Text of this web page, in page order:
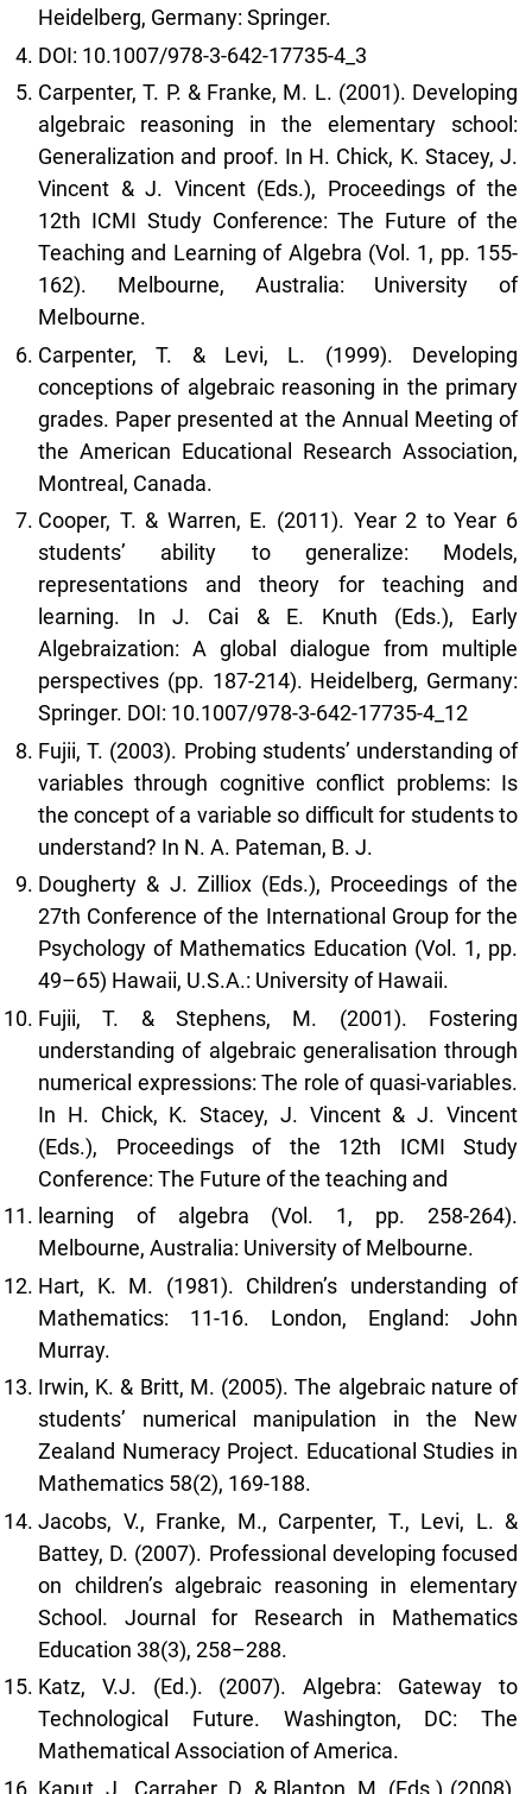
Heidelberg, Germany: Springer.
DOI: 10.1007/978-3-642-17735-4_3
Carpenter, T. P. & Franke, M. L. (2001). Developing
algebraic reasoning in the elementary school:
Generalization and proof. In H. Chick, K. Stacey, J.
Vincent & J. Vincent (Eds.), Proceedings of the
12th ICMI Study Conference: The Future of the
Teaching and Learning of Algebra (Vol. 1, pp. 155-
162). Melbourne, Australia: University of
Melbourne.
Carpenter, T. & Levi, L. (1999). Developing
conceptions of algebraic reasoning in the primary
grades. Paper presented at the Annual Meeting of
the American Educational Research Association,
Montreal, Canada.
Cooper, T. & Warren, E. (2011). Year 2 to Year 6
students’ ability to generalize: Models,
representations and theory for teaching and
learning. In J. Cai & E. Knuth (Eds.), Early
Algebraization: A global dialogue from multiple
perspectives (pp. 187-214). Heidelberg, Germany:
Springer. DOI: 10.1007/978-3-642-17735-4_12
Fujii, T. (2003). Probing students’ understanding of
variables through cognitive conflict problems: Is
the concept of a variable so difficult for students to
understand? In N. A. Pateman, B. J.
Dougherty & J. Zilliox (Eds.), Proceedings of the
27th Conference of the International Group for the
Psychology of Mathematics Education (Vol. 1, pp.
49–65) Hawaii, U.S.A.: University of Hawaii.
Fujii, T. & Stephens, M. (2001). Fostering
understanding of algebraic generalisation through
numerical expressions: The role of quasi-variables.
In H. Chick, K. Stacey, J. Vincent & J. Vincent
(Eds.), Proceedings of the 12th ICMI Study
Conference: The Future of the teaching and
learning of algebra (Vol. 1, pp. 258-264).
Melbourne, Australia: University of Melbourne.
Hart, K. M. (1981). Children’s understanding of
Mathematics: 11-16. London, England: John
Murray.
Irwin, K. & Britt, M. (2005). The algebraic nature of
students’ numerical manipulation in the New
Zealand Numeracy Project. Educational Studies in
Mathematics 58(2), 169-188.
Jacobs, V., Franke, M., Carpenter, T., Levi, L. &
Battey, D. (2007). Professional developing focused
on children’s algebraic reasoning in elementary
School. Journal for Research in Mathematics
Education 38(3), 258–288.
Katz, V.J. (Ed.). (2007). Algebra: Gateway to
Technological Future. Washington, DC: The
Mathematical Association of America.
Kaput, J., Carraher, D. & Blanton, M. (Eds.) (2008).